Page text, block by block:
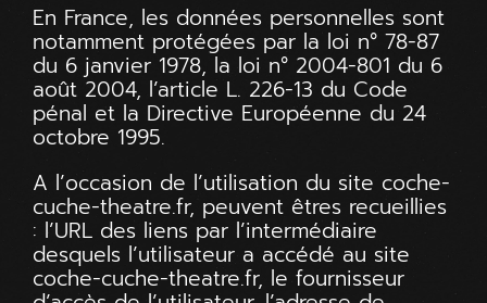
En France, les données personnelles sont
notamment protégées par la loi n° 78-87
du 6 janvier 1978, la loi n° 2004-801 du 6
août 2004, l’article L. 226-13 du Code
pénal et la Directive Européenne du 24
octobre 1995.
A l’occasion de l’utilisation du site coche-
cuche-theatre.fr, peuvent êtres recueillies
: l’URL des liens par l’intermédiaire
desquels l’utilisateur a accédé au site
coche-cuche-theatre.fr, le fournisseur